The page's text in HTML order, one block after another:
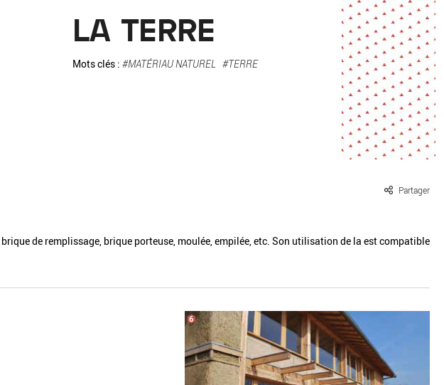
La pierre
La terre
LA TERRE
Mots clés : #MATÉRIAU NATUREL #TERRE
Partager
de remplissage, brique porteuse, moulée, empilée, etc. Son utilisation de la est compatible